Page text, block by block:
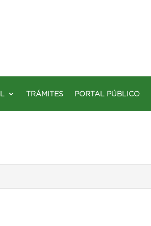
TRÁMITES PORTAL PÚBLICO